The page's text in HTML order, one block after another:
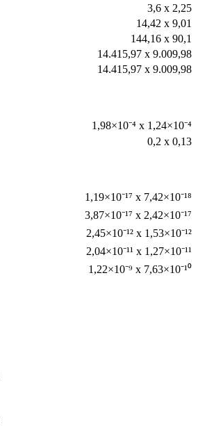
3,6 x 2,25
14,42 x 9,01
144,16 x 90,1
14.415,97 x 9.009,98
14.415,97 x 9.009,98
1,98×10⁻⁴ x 1,24×10⁻⁴
0,2 x 0,13
1,19×10⁻¹⁷ x 7,42×10⁻¹⁸
3,87×10⁻¹⁷ x 2,42×10⁻¹⁷
2,45×10⁻¹² x 1,53×10⁻¹²
2,04×10⁻¹¹ x 1,27×10⁻¹¹
1,22×10⁻⁹ x 7,63×10⁻¹⁰